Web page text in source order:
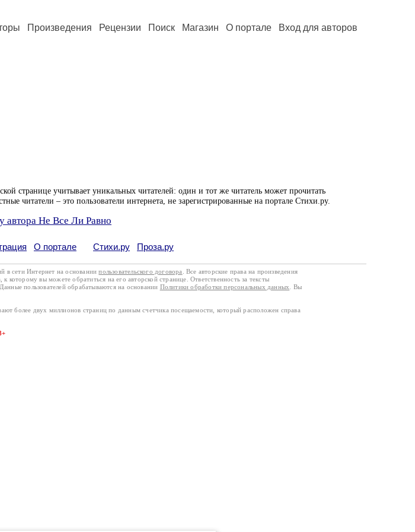
Произведения Рецензии Поиск Магазин О портале Вход для авторов
странице учитывает уникальных читателей: один и тот же читатель может прочитать
читатели – это пользователи интернета, не зарегистрированные на портале Стихи.ру.
автора Не Все Ли Равно
О портале Стихи.ру Проза.ру
в сети Интернет на основаниипользовательского договора
. Все авторские права на произведения
к которому вы можете обратиться на его авторской странице. Ответственность за тексты
Данные пользователей обрабатываются на основании Политики обработки персональных данных
. Вы
более двух миллионов страниц по данным счетчика посещаемости, который расположен справа